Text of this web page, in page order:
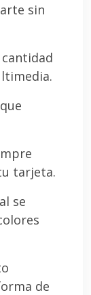
sin
tarjeta.
se
de